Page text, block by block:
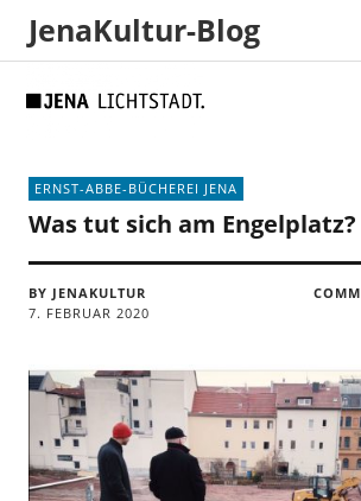
map
JenaKultur-Blog
ERNST-ABBE-BÜCHEREI JENA
Was tut sich am Engelplatz?
BY JENAKULTUR
7. FEBRUAR 2020